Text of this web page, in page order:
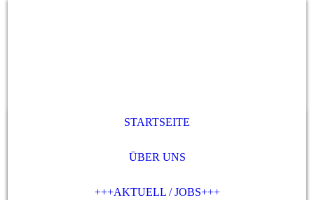
STARTSEITE
ÜBER UNS
+++AKTUELL / JOBS+++